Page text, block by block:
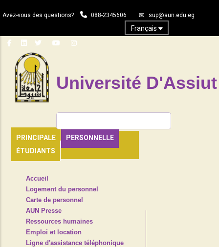
au
principal
Avez-vous des questions? 088-2345606 sup@aun.edu.eg
Français
Université D'Assiut
PRINCIPALE
PERSONNELLE
ÉTUDIANTS
HEADER
NAVIGATION
Accueil
Logement du personnel
Carte de personnel
AUN Presse
Ressources humaines
Emploi et location
Ligne d'assistance téléphonique